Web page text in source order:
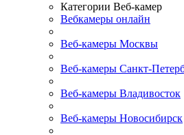
Категории Веб-камер
Вебкамеры онлайн
Веб-камеры Москвы
Веб-камеры Санкт-
Веб-камеры Владивосток
Веб-камеры Новосибирск